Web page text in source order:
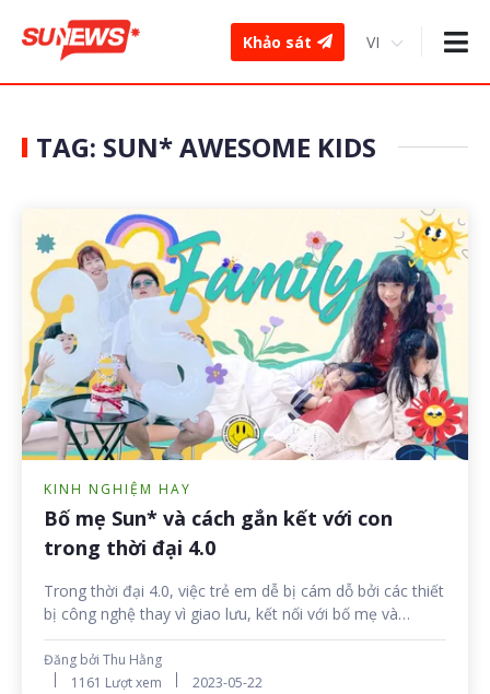
Khảo sát
TAG: SUN* AWESOME KIDS
KINH NGHIỆM HAY
Bố mẹ Sun* và cách gắn kết với con
trong thời đại 4.0
Trong thời đại 4.0, việc trẻ em dễ bị cám dỗ bởi các thiết
bị công nghệ thay vì giao lưu, kết nối với bố mẹ và
những người xung quanh, đã và đang trở thành một vấn
nạn. Rõ ràng, mối quan hệ giữa bố mẹ và con cái trong
thời đại này đang dần xuất hiện những "vết rạn". Các bố
Đăng bởi Thu Hằng
1161 Lượt xem
2023-05-22